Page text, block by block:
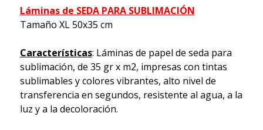
Láminas de SEDA PARA SUBLIMACIÓN
Tamaño XL 50x35 cm
Características: Láminas de papel de seda para
sublimación, de 35 gr x m2, impresas con tintas
sublimables y colores vibrantes, alto nivel de
transferencia en segundos, resistente al agua, a la
luz y a la decoloración.